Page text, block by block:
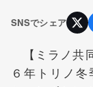
SNSでシェア
【ミラノ共
６年トリノ